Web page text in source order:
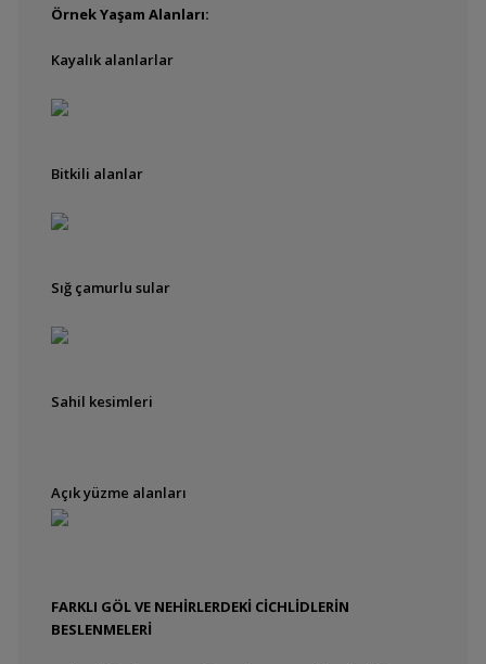
Örnek Yaşam Alanları:
Kayalık alanlarlar
Bitkili alanlar
Sığ çamurlu sular
Sahil kesimleri
Açık yüzme alanları
FARKLI GÖL VE NEHİRLERDEKİ CİCHLİDLERİN
BESLENMELERİ